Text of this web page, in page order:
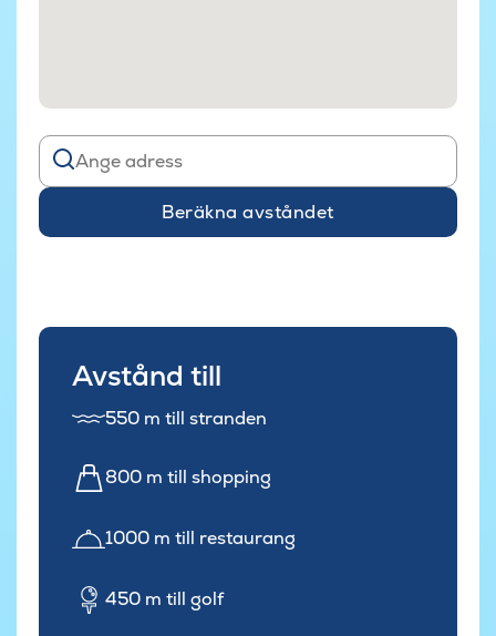
Beräkna avståndet
Avstånd till
550 m till stranden
800 m till shopping
1000 m till restaurang
450 m till golf